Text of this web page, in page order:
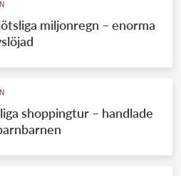
miljonregn – enorma
shoppingtur – handlade